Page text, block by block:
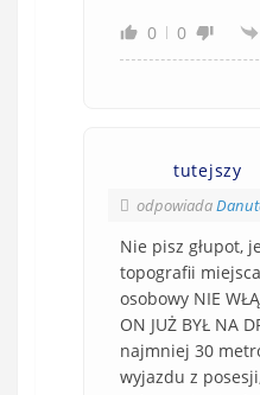
0
0
tutejszy
odpowiada
Nie pisz głupot,
topografii
osobowy NIE
ON JUŻ BYŁ NA
najmniej 30
wyjazdu z